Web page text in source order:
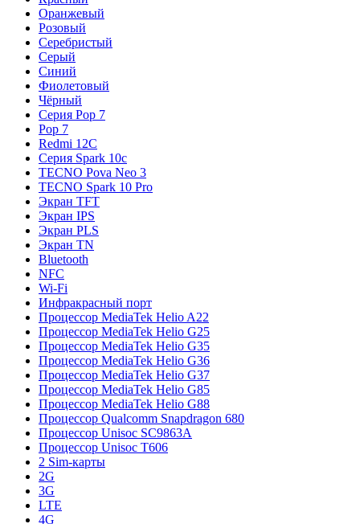
Оранжевый
Розовый
Серебристый
Серый
Синий
Фиолетовый
Чёрный
Серия Pop 7
Pop 7
Redmi 12C
Серия Spark 10c
TECNO Pova Neo 3
TECNO Spark 10 Pro
Экран TFT
Экран IPS
Экран PLS
Экран TN
Bluetooth
NFC
Wi-Fi
Инфракрасный порт
Процессор MediaTek Helio A22
Процессор MediaTek Helio G25
Процессор MediaTek Helio G35
Процессор MediaTek Helio G36
Процессор MediaTek Helio G37
Процессор MediaTek Helio G85
Процессор MediaTek Helio G88
Процессор Qualcomm Snapdragon 680
Процессор Unisoc SC9863A
Процессор Unisoc T606
2 Sim-карты
2G
3G
LTE
4G